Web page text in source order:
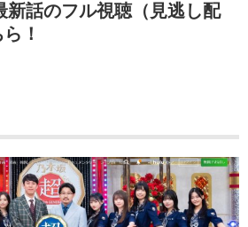
新話のフル視聴（見逃し配
！